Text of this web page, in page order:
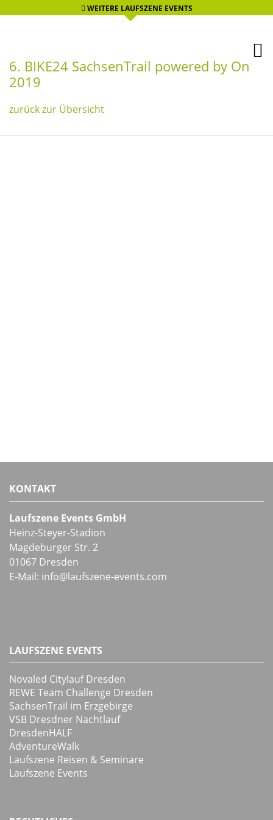
WEITERE LAUFSZENE EVENTS
6. BIKE24 SachsenTrail powered by On
2019
zurück zur Übersicht
KONTAKT
Laufszene Events GmbH
Heinz-Steyer-Stadion
Magdeburger Str. 2
01067 Dresden
E-Mail: info@laufszene-events.com
LAUFSZENE EVENTS
Novaled Citylauf Dresden
REWE Team Challenge Dresden
SachsenTrail im Erzgebirge
VSB Dresdner Nachtlauf
DresdenHALF
AdventureWalk
Laufszene Reisen & Seminare
Laufszene Events